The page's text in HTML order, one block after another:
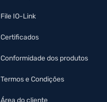
File IO-Link
Certificados
Conformidade dos produtos
Termos e Condições
Área do cliente